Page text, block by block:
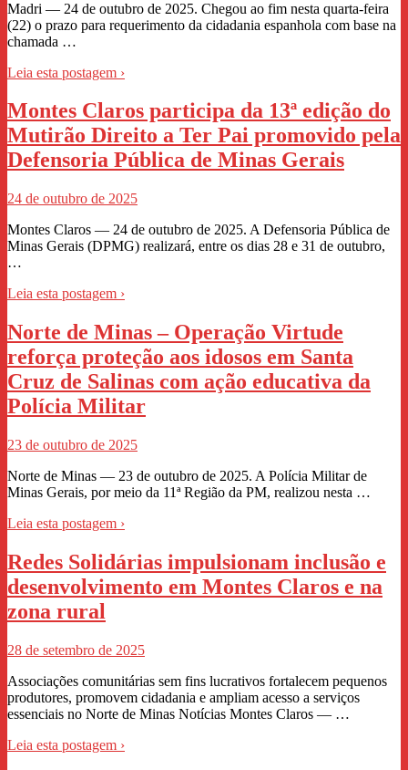
Madri — 24 de outubro de 2025. Chegou ao fim nesta quarta-feira
(22) o prazo para requerimento da cidadania espanhola com base na
chamada …
Leia esta postagem ›
Montes Claros participa da 13ª edição do
Mutirão Direito a Ter Pai promovido pela
Defensoria Pública de Minas Gerais
24 de outubro de 2025
Montes Claros — 24 de outubro de 2025. A Defensoria Pública de
Minas Gerais (DPMG) realizará, entre os dias 28 e 31 de outubro,
…
Leia esta postagem ›
Norte de Minas – Operação Virtude
reforça proteção aos idosos em Santa
Cruz de Salinas com ação educativa da
Polícia Militar
23 de outubro de 2025
Norte de Minas — 23 de outubro de 2025. A Polícia Militar de
Minas Gerais, por meio da 11ª Região da PM, realizou nesta …
Leia esta postagem ›
Redes Solidárias impulsionam inclusão e
desenvolvimento em Montes Claros e na
zona rural
28 de setembro de 2025
Associações comunitárias sem fins lucrativos fortalecem pequenos
produtores, promovem cidadania e ampliam acesso a serviços
essenciais no Norte de Minas Notícias Montes Claros — …
Leia esta postagem ›